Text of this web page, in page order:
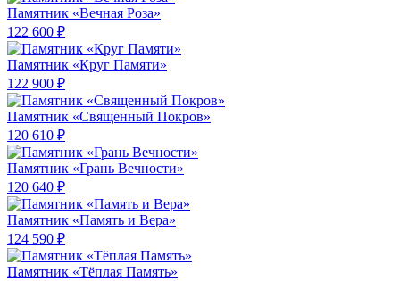
Памятник «Вечная Роза»
122 600 ₽
Памятник «Круг Памяти»
122 900 ₽
Памятник «Священный Покров»
120 610 ₽
Памятник «Грань Вечности»
120 640 ₽
Памятник «Память и Вера»
124 590 ₽
Памятник «Тёплая Память»